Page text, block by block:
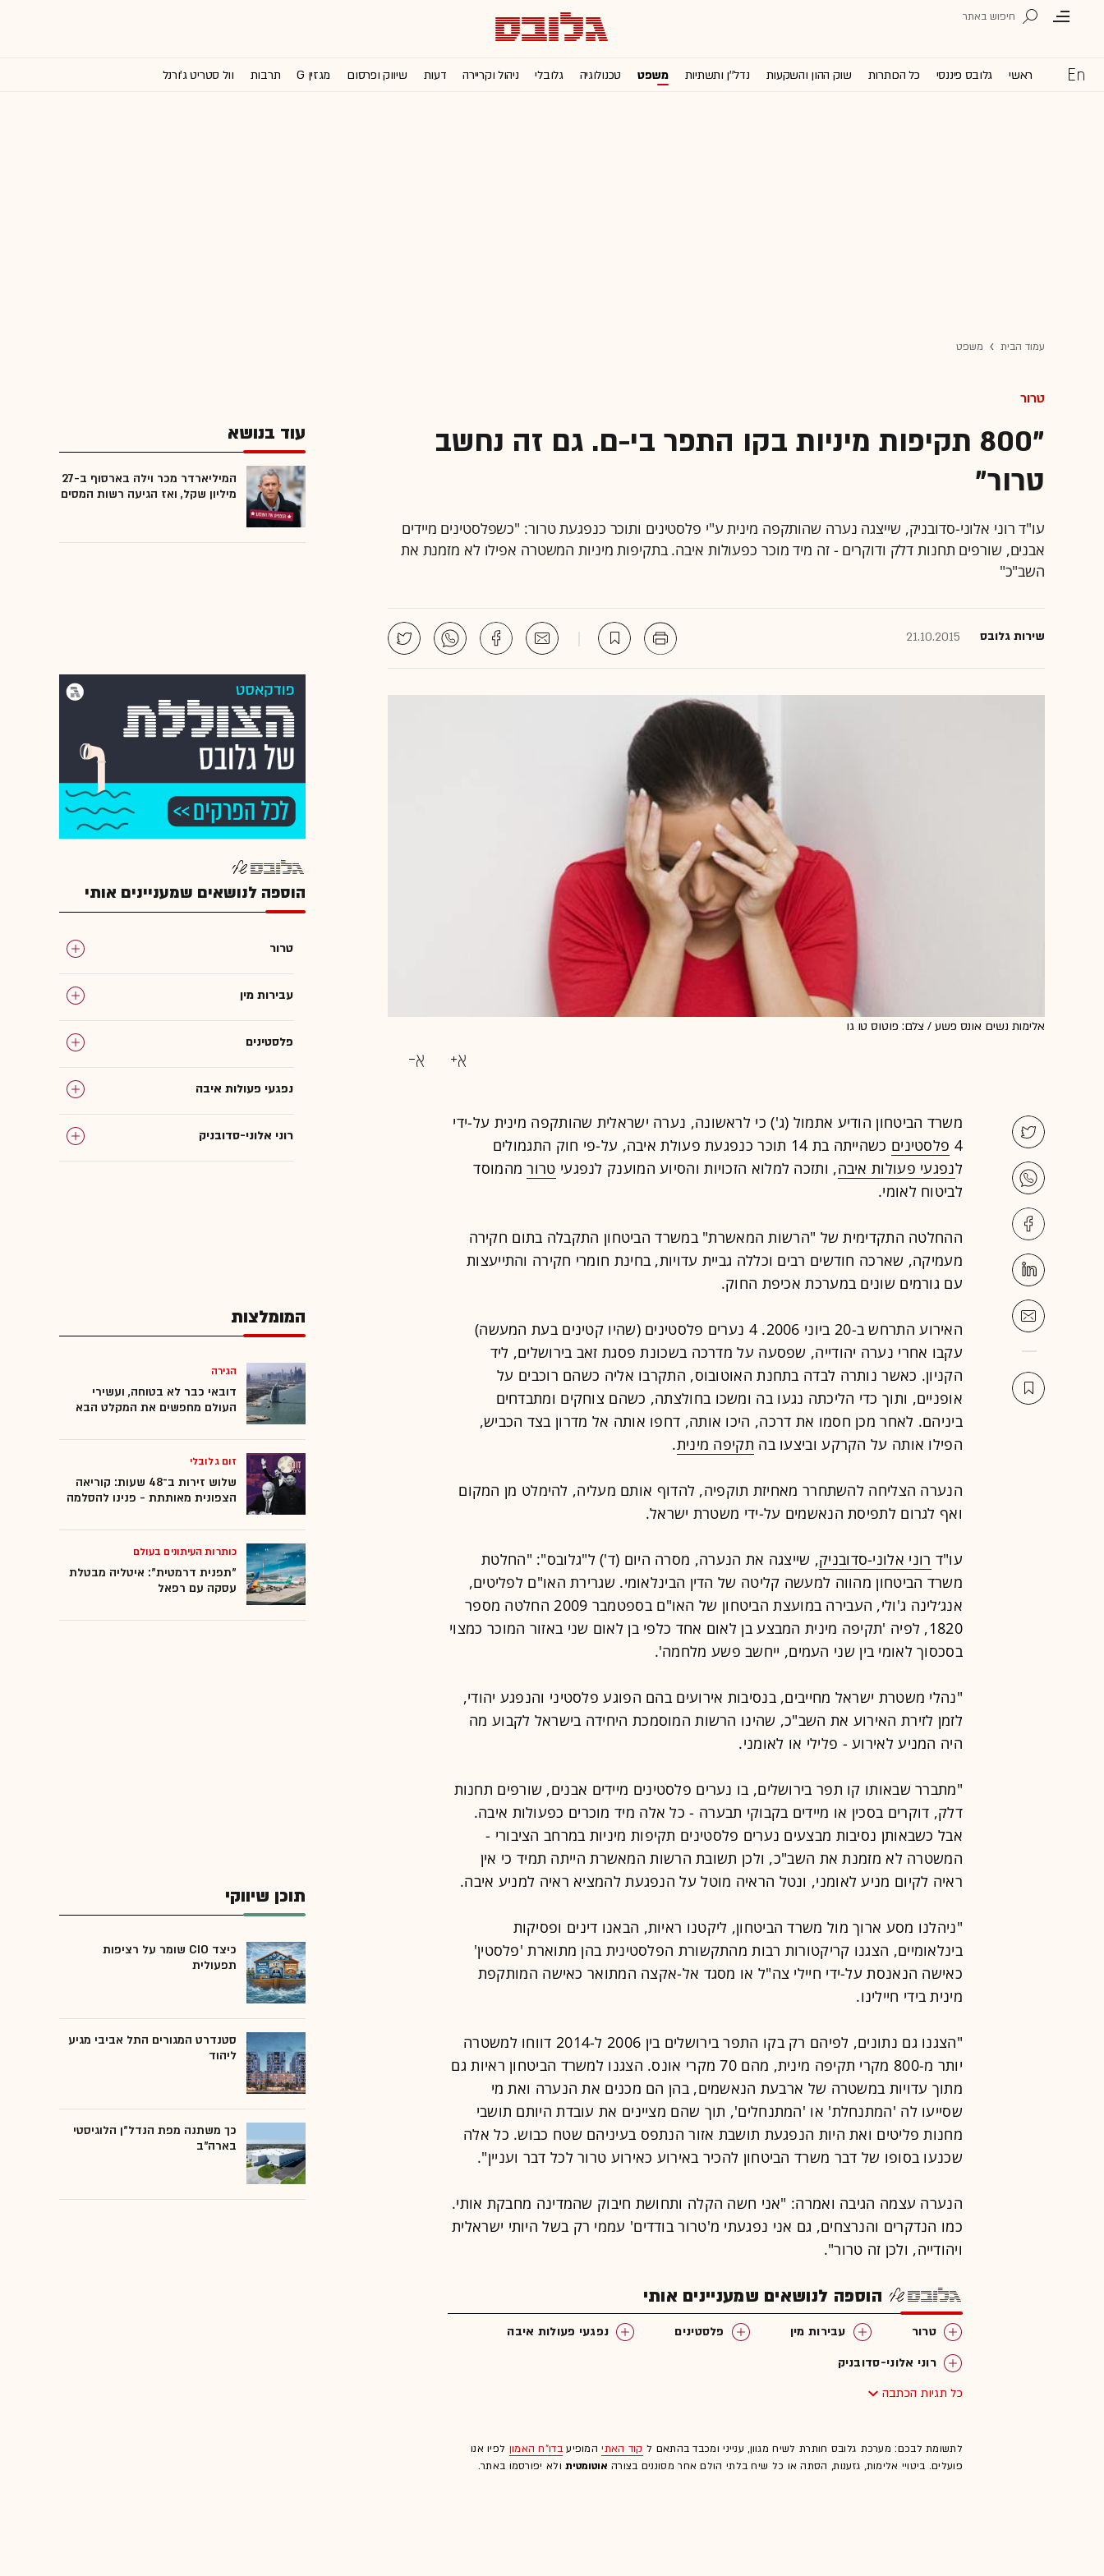
ראשי גלובס פיננסי כל הכותרות שוק ההון והשקעות נדל''ן ותשתיות משפט טכנולוגיה גלובלי ניהול וקריירה דעות שיווק ופרסום מגזין G תרבות וול סטריט ג'ורנל
עמוד הבית משפט
טרור
"800 תקיפות מיניות בקו התפר בי-ם. גם זה נחשב
טרור"
עו"ד רוני אלוני-סדובניק, שייצגה נערה שהותקפה מינית ע"י פלסטינים ותוכר כנפגעת טרור: "כשפלסטינים מיידים
אבנים, שורפים תחנות דלק ודוקרים - זה מיד מוכר כפעולות איבה. בתקיפות מיניות המשטרה אפילו לא מזמנת את
השב"כ"
שירות גלובס 21.10.2015
אלימות נשים אונס פשע / צלם: פוטוס טו גו
משרד הביטחון הודיע אתמול (ג') כי לראשונה, נערה ישראלית שהותקפה מינית על-ידי
4 פלסטינים
כשהייתה בת 14 תוכר כנפגעת פעולת איבה, על-פי חוק התגמולים
לנפגעי פעולות איבה, ותזכה למלוא הזכויות והסיוע המוענק לנפגעי טרור מהמוסד
לביטוח לאומי.
ההחלטה התקדימית של "הרשות המאשרת" במשרד הביטחון התקבלה בתום חקירה
מעמיקה, שארכה חודשים רבים וכללה גביית עדויות, בחינת חומרי חקירה והתייעצות
עם גורמים שונים במערכת אכיפת החוק.
האירוע התרחש ב-20 ביוני 2006. 4 נערים פלסטינים (שהיו קטינים בעת המעשה)
עקבו אחרי נערה יהודייה, שפסעה על מדרכה בשכונת פסגת זאב בירושלים, ליד
הקניון. כאשר נותרה לבדה בתחנת האוטובוס, התקרבו אליה כשהם רוכבים על
אופניים, ותוך כדי הליכתה נגעו בה ומשכו בחולצתה, כשהם צוחקים ומתבדחים
ביניהם. לאחר מכן חסמו את דרכה, היכו אותה, דחפו אותה אל מדרון בצד הכביש,
הפילו אותה על הקרקע וביצעו בה תקיפה מינית.
הנערה הצליחה להשתחרר מאחיזת תוקפיה, להדוף אותם מעליה, להימלט מן המקום
ואף לגרום לתפיסת הנאשמים על-ידי משטרת ישראל.
עו"ד רוני אלוני-סדובניק, שייצגה את הנערה, מסרה היום (ד') ל"גלובס": "החלטת
משרד הביטחון מהווה למעשה קליטה של הדין הבינלאומי. שגרירת האו"ם לפליטים,
אנג׳לינה ג'ולי, העבירה במועצת הביטחון של האו"ם בספטמבר 2009 החלטה מספר
1820, לפיה 'תקיפה מינית המבצע בן לאום אחד כלפי בן לאום שני באזור המוכר כמצוי
בסכסוך לאומי בין שני העמים, ייחשב פשע מלחמה'.
"נהלי משטרת ישראל מחייבים, בנסיבות אירועים בהם הפוגע פלסטיני והנפגע יהודי,
לזמן לזירת האירוע את השב"כ, שהינו הרשות המוסמכת היחידה בישראל לקבוע מה
היה המניע לאירוע - פלילי או לאומני.
"מתברר שבאותו קו תפר בירושלים, בו נערים פלסטינים מיידים אבנים, שורפים תחנות
דלק, דוקרים בסכין או מיידים בקבוקי תבערה - כל אלה מיד מוכרים כפעולות איבה.
אבל כשבאותן נסיבות מבצעים נערים פלסטינים תקיפות מיניות במרחב הציבורי -
המשטרה לא מזמנת את השב"כ, ולכן תשובת הרשות המאשרת הייתה תמיד כי אין
ראיה לקיום מניע לאומני, ונטל הראיה מוטל על הנפגעת להמציא ראיה למניע איבה.
"ניהלנו מסע ארוך מול משרד הביטחון, ליקטנו ראיות, הבאנו דינים ופסיקות
בינלאומיים, הצגנו קריקטורות רבות מהתקשורת הפלסטינית בהן מתוארת 'פלסטין'
כאישה הנאנסת על-ידי חיילי צה"ל או מסגד אל-אקצה המתואר כאישה המותקפת
מינית בידי חיילינו.
"הצגנו גם נתונים, לפיהם רק בקו התפר בירושלים בין 2006 ל-2014 דווחו למשטרה
יותר מ-800 מקרי תקיפה מינית, מהם 70 מקרי אונס. הצגנו למשרד הביטחון ראיות גם
מתוך עדויות במשטרה של ארבעת הנאשמים, בהן הם מכנים את הנערה ואת מי
שסייעו לה 'המתנחלת' או 'המתנחלים', תוך שהם מציינים את עובדת היותם תושבי
מחנות פליטים ואת היות הנפגעת תושבת אזור הנתפס בעיניהם שטח כבוש. כל אלה
שכנעו בסופו של דבר משרד הביטחון להכיר באירוע כאירוע טרור לכל דבר ועניין".
הנערה עצמה הגיבה ואמרה: "אני חשה הקלה ותחושת חיבוק שהמדינה מחבקת אותי.
כמו הנדקרים והנרצחים, גם אני נפגעתי מ'טרור בודדים' עממי רק בשל היותי ישראלית
ויהודייה, ולכן זה טרור".
הוספה לנושאים שמעניינים אותי
טרור עבירות מין פלסטינים
נפגעי פעולות איבה
רוני אלוני-סדובניק
כל תגיות הכתבה
לתשומת לבכם: מערכת גלובס חותרת לשיח מגוון, ענייני ומכבד בהתאם ל קוד האתיהמופיעבדו"ח האמון לפיו אנו
פועלים. ביטויי אלימות, גזענות, הסתה או כל שיח בלתי הולם אחר מסוננים בצורה אוטומטיתולא יפורסמו באתר.
עוד בנושא
המיליארדר מכר וילה בארסוף ב-27
מיליון שקל, ואז הגיעה רשות המסים
הוספה לנושאים שמעניינים אותי
טרור
עבירות מין
פלסטינים
נפגעי פעולות איבה
רוני אלוני-סדובניק
המומלצות
הגירה
דובאי כבר לא בטוחה, ועשירי
העולם מחפשים את המקלט הבא
זום גלובלי
שלוש זירות ב־48 שעות: קוריאה
הצפונית מאותתת - פנינו להסלמה
כותרות העיתונים בעולם
"תפנית דרמטית": איטליה מבטלת
עסקה עם רפאל
תוכן שיווקי
כיצד CIO שומר על רציפות
תפעולית
סטנדרט המגורים התל אביבי מגיע
ליהוד
כך משתנה מפת הנדל"ן הלוגיסטי
בארה"ב